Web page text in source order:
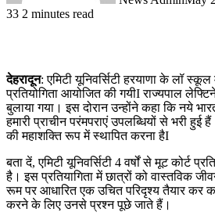
33 2 minutes read
देहरादून: एमिटी यूनिवर्सिटी हरयाणा के लॉ
प्रतियोगिता आयोजित की गयीI राज्यपाल
बुलाया गया। इस दोरान उन्होंने कहा कि नये
हमारी प्राचीन परंमपराएं उपलब्धियों से भरी हुई
की महाशक्ति रूप में स्थापित करना हैI
बता दें, एमिटी यूनिवर्सिटी 4 वर्षों से मूट कोर्ट
है। इस प्रतियागिता में छात्रों को वास्तविक
रूम पर आधारित एक उचित परिदृश्य तैयार कर
करने के लिए उनसे प्रश्न पूछे जाते हैं।